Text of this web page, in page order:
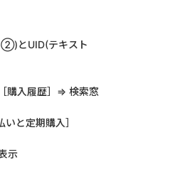
②)とUID(テキスト
購入履歴］⇒ 検索窓
定期購入］
示